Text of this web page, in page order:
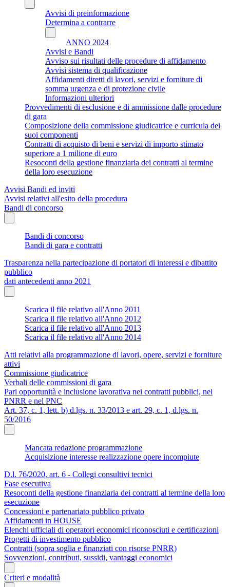
Avvisi di preinformazione
Determina a contrarre
ANNO 2024
Avvisi e Bandi
Avviso sui risultati delle procedure di affidamento
Avvisi sistema di qualificazione
Affidamenti diretti di lavori, servizi e forniture di
somma urgenza e di protezione civile
Informazioni ulteriori
Provvedimenti di esclusione e di ammissione dalle procedure
di gara
Composizione della commissione giudicatrice e curricula dei
suoi componenti
Contratti di acquisto di beni e servizi di importo stimato
superiore a 1 milione di euro
Resoconti della gestione finanziaria dei contratti al termine
della loro esecuzione
Avvisi Bandi ed inviti
Avvisi relativi all'esito della procedura
Bandi di concorso
Bandi di concorso
Bandi di gara e contratti
Trasparenza nella partecipazione di portatori di interessi e dibattito
pubblico
dati antecedenti anno 2021
Scarica il file relativo all'Anno 2011
Scarica il file relativo all'Anno 2012
Scarica il file relativo all'Anno 2013
Scarica il file relativo all'Anno 2014
Atti relativi alla programmazione di lavori, opere, servizi e forniture
attivi
Commissione giudicatrice
Verbali delle commissioni di gara
Pari opportunità e inclusione lavorativa nei contratti pubblici, nel
PNRR e nel PNC
Art. 37, c. 1, lett. b) d.lgs. n. 33/2013 e art. 29, c. 1, d.lgs. n.
50/2016
Mancata redazione programmazione
Acquisizione interesse realizzazione opere incompiute
D.l. 76/2020, art. 6 - Collegi consultivi tecnici
Fase esecutiva
Resoconti della gestione finanziaria dei contratti al termine della loro
esecuzione
Concessioni e partenariato pubblico privato
Affidamenti in HOUSE
Elenchi ufficiali di operatori economici riconosciuti e certificazioni
Progetti di investimento pubblico
Contratti (sopra soglia e finanziati con risorse PNRR)
Sovvenzioni, contributi, sussidi, vantaggi economici
Criteri e modalità